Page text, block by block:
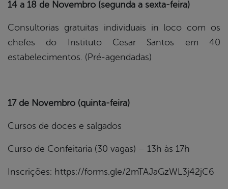
14 a 18 de Novembro (segunda a sexta-feira)
Consultorias gratuitas individuais in loco com os
chefes do Instituto Cesar Santos em 40
estabelecimentos. (Pré-agendadas)
17 de Novembro (quinta-feira)
Cursos de doces e salgados
Curso de Confeitaria (30 vagas) – 13h às 17h
Inscrições: https://forms.gle/2mTAJaGzWL3j42jC6